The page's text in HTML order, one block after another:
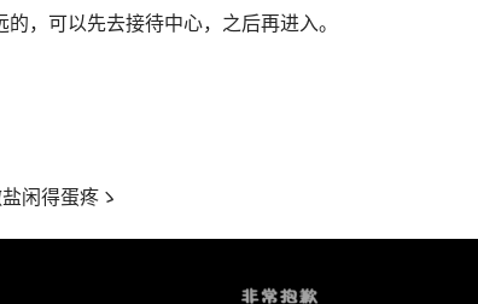
，可以先去接待中心，之后再进入。
闲得蛋疼ゝ